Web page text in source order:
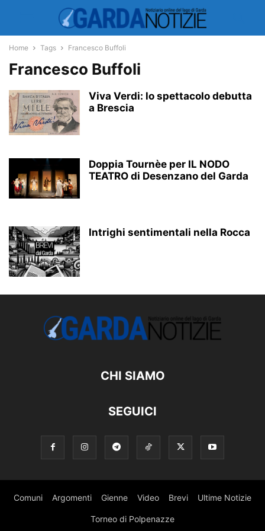
Home Tags Francesco Buffoli
Francesco Buffoli
Viva Verdi: lo spettacolo debutta
a Brescia
Doppia Tournèe per IL NODO
TEATRO di Desenzano del Garda
Intrighi sentimentali nella Rocca
CHI SIAMO
SEGUICI
Comuni Argomenti Gienne Video Brevi Ultime Notizie
Torneo di Polpenazze